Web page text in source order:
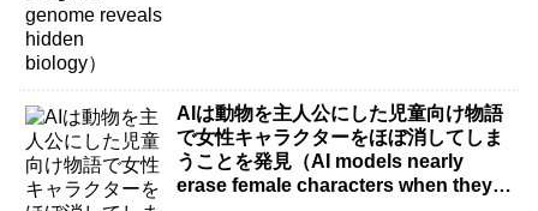
AIは動物を主人公にした児童向け物語
で女性キャラクターをほぼ消してしま
うことを発見（AI models nearly
erase female characters when they